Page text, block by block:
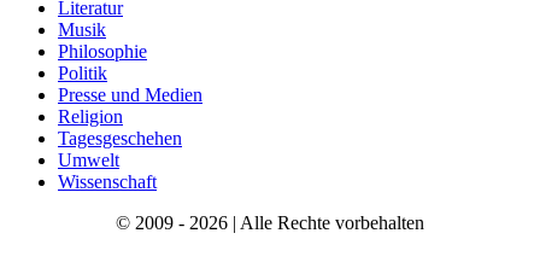
Literatur
Musik
Philosophie
Politik
Presse und Medien
Religion
Tagesgeschehen
Umwelt
Wissenschaft
© 2009 - 2026 | Alle Rechte vorbehalten